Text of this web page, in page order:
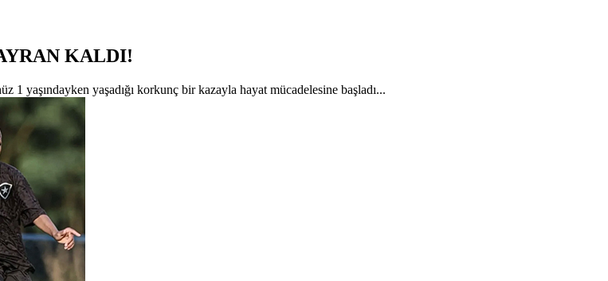
KALDI!
yaşındayken yaşadığı korkunç bir kazayla hayat mücadelesine başladı...